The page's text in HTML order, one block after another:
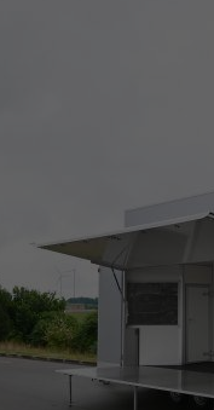
KOFFERANHÄNGER